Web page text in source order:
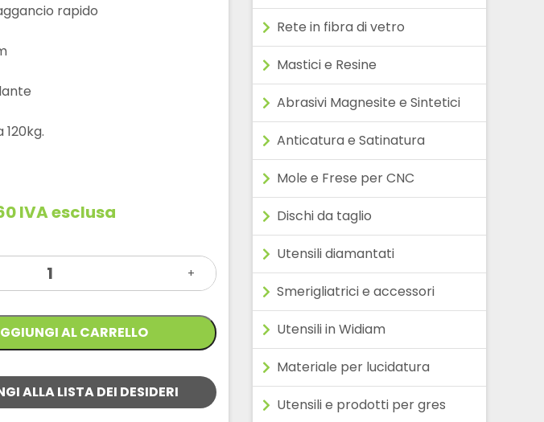
rapido
IVA esclusa
+
AL CARRELLO
ALLA LISTA DEI DESIDERI
Rete in fibra di vetro
Mastici e Resine
Abrasivi Magnesite e Sintetici
Anticatura e Satinatura
Mole e Frese per CNC
Dischi da taglio
Utensili diamantati
Smerigliatrici e accessori
Utensili in Widiam
Materiale per lucidatura
Utensili e prodotti per gres